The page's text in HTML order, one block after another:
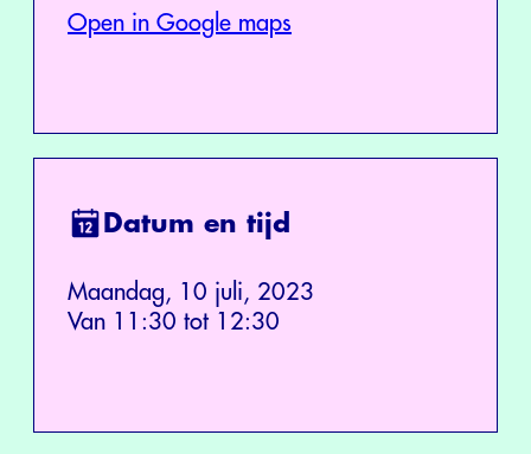
Open in Google maps
Datum en tijd
Maandag, 10 juli, 2023
Van 11:30 tot 12:30